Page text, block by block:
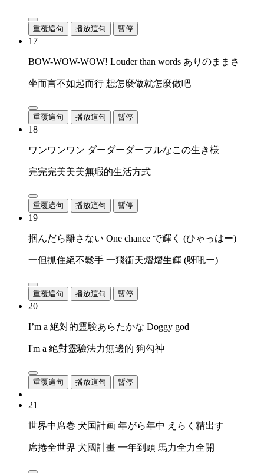
重覆這句 播放這句 暫停
17
BOW-WOW-WOW! Louder than words ありのままさ
坐而言不如起而行 想怎麼做就怎麼做吧
重覆這句 播放這句 暫停
18
ワンワンワン ダーダーダーフルなこの生き様
完完完美美美無瑕的生活方式
重覆這句 播放這句 暫停
19
掴んだら離さない One chance で輝く (ひゃっはー)
一但抓住絕不鬆手 一飛衝天熠熠生輝 (呀吼ー)
重覆這句 播放這句 暫停
20
I’m a 絶対的霊験あらたかな Doggy god
I'm a 絕對靈驗法力無邊的 狗勾神
重覆這句 播放這句 暫停
21
世界中席巻 犬国計画 年がら年中 えらく精出す
席捲全世界 犬國計畫 一年到頭 馬力全力全開